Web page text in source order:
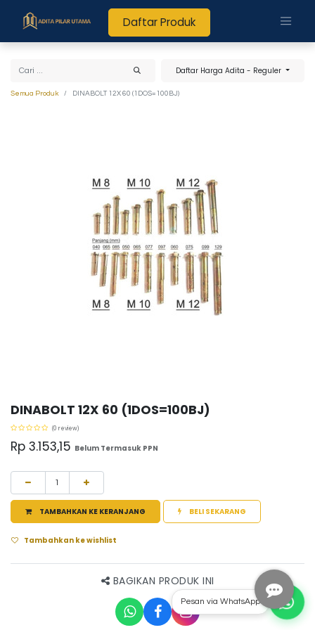
Daftar Produk
Daftar Harga Adita - Reguler
Semua Produk DINABOLT 12X 60 (1DOS=100BJ)
DINABOLT 12X 60 (1DOS=100BJ)
(0 review)
Rp 3.153,15 Belum Termasuk PPN
TAMBAHKAN KE KERANJANG BELI SEKARANG
Tambahkan ke wishlist
BAGIKAN PRODUK INI
Pesan via WhatsApp